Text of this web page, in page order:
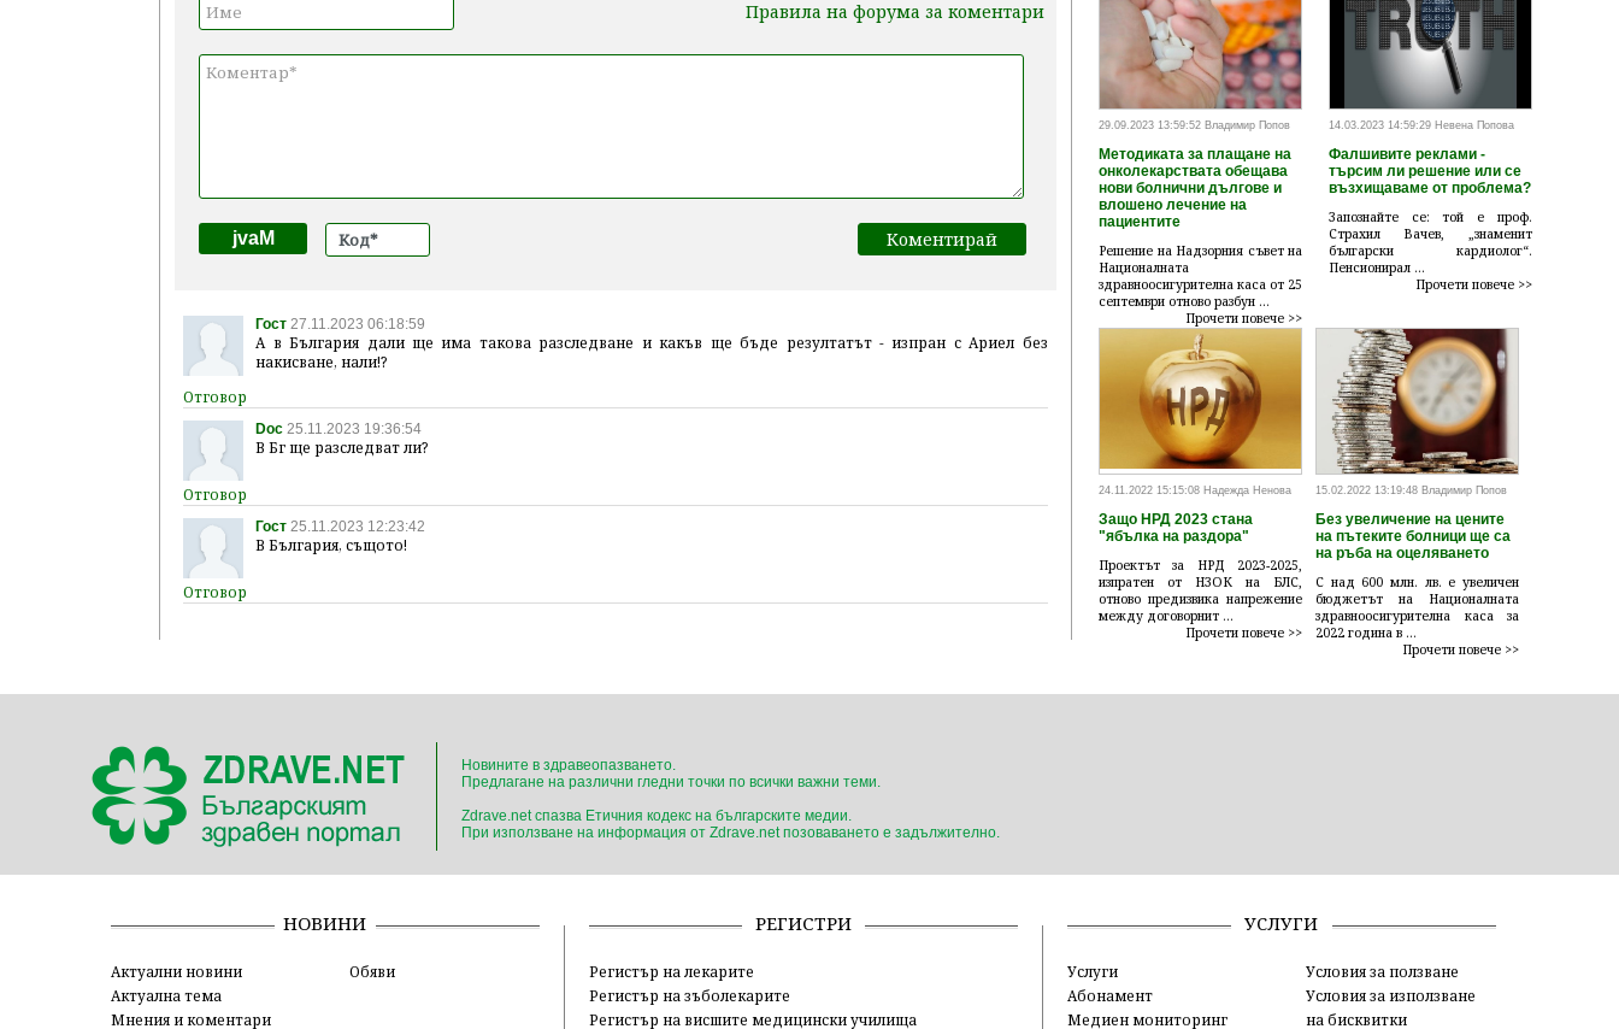
Правила на форума за коментари
jvaM
Гост 27.11.2023 06:18:59
А в България дали ще има такова разследване и какъв ще бъде резултатът - изпран с Ариел без
накисване, нали!?
Doc 25.11.2023 19:36:54
В Бг ще разследват ли?
Гост 25.11.2023 12:23:42
В България, същото!
29.09.2023 13:59:52 Владимир Попов
Методиката за плащане на
онколекарствата обещава
нови болнични дългове и
влошено лечение на
пациентите
Решение на Надзорния съвет на
Националната
здравноосигурителна каса от 25
септември отново разбун ...
Прочети повече >>
14.03.2023 14:59:29 Невена Попова
Фалшивите реклами -
търсим ли решение или се
възхищаваме от проблема?
Запознайте се: той е проф.
Страхил Вачев, „знаменит
български кардиолог“.
Пенсионирал ...
Прочети повече >>
24.11.2022 15:15:08 Надежда Ненова
Защо НРД 2023 стана
"ябълка на раздора"
Проектът за НРД 2023-2025,
изпратен от НЗОК на БЛС,
отново предизвика напрежение
между договорнит ...
Прочети повече >>
15.02.2022 13:19:48 Владимир Попов
Без увеличение на цените
на пътеките болници ще са
на ръба на оцеляването
С над 600 млн. лв. е увеличен
бюджетът на Националната
здравноосигурителна каса за
2022 година в ...
Прочети повече >>
Новините в здравеопазването.
Предлагане на различни гледни точки по всички важни теми.
Zdrave.net спазва Етичния кодекс на българските медии.
При използване на информация от Zdrave.net позоваването е задължително.
НОВИНИ
Актуални новини
Актуална тема
Мнения и коментари
Обяви
РЕГИСТРИ
Регистър на лекарите
Регистър на зъболекарите
Регистър на висшите медицински училища
УСЛУГИ
Услуги
Абонамент
Медиен мониторинг
Условия за ползване
Условия за използване
на бисквитки